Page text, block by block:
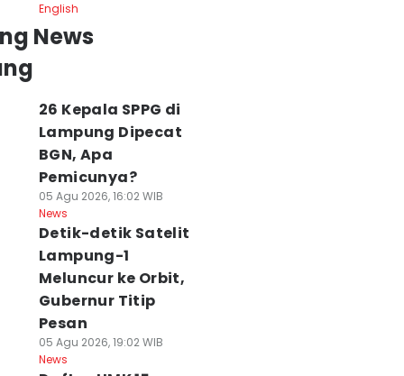
English
News
26 Kepala SPPG di
Lampung Dipecat
BGN, Apa
Pemicunya?
05 Agu 2026, 16:02 WIB
News
Detik-detik Satelit
Lampung-1
Meluncur ke Orbit,
Gubernur Titip
Pesan
05 Agu 2026, 19:02 WIB
News